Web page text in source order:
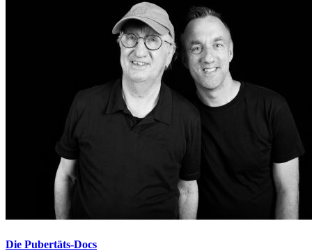
Die Pubertäts-Docs